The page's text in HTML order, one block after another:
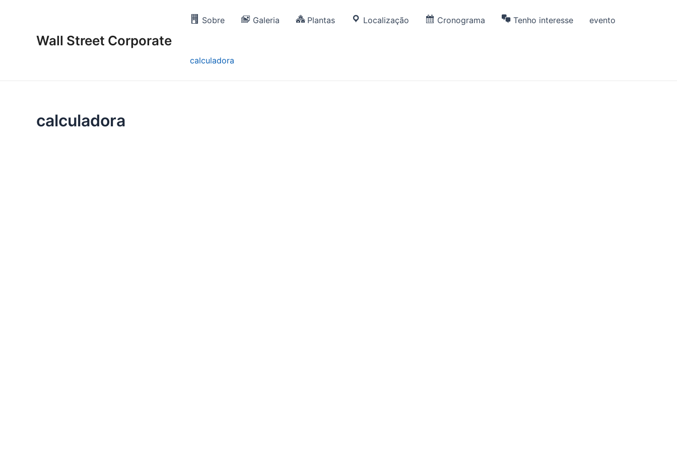
Wall Street Corporate
Sobre Galeria Plantas Localização Cronograma Tenho interesse evento
calculadora
calculadora